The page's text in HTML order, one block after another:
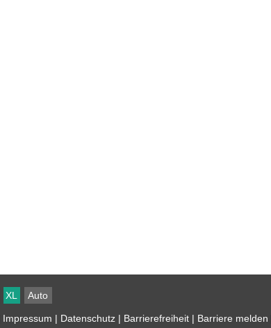
XL Auto
Impressum | Datenschutz| Barrierefreiheit| Barriere melden